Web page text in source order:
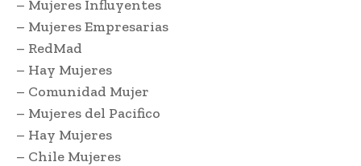
– Mujeres Influyentes
– Mujeres Empresarias
– RedMad
– Hay Mujeres
– Comunidad Mujer
– Mujeres del Pacifico
– Hay Mujeres
– Chile Mujeres